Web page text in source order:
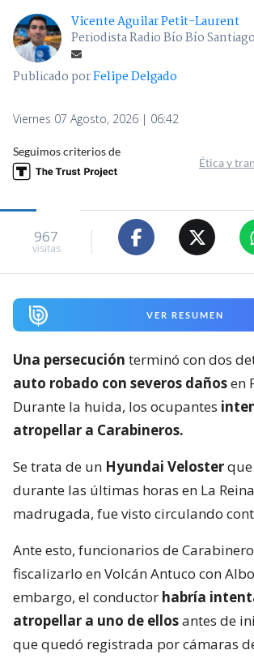
Vicente Aguilar Petit-Laurent
Periodista Radio Bío Bío Santiago
Publicado porFelipe Delgado
Viernes 07 Agosto, 2026 | 06:42
Seguimos criterios de
Ética y
967
visitas
VER RESUMEN
Una persecución terminó con dos
auto robado con severos dañosen
Durante la huida, los ocupantes
atropellar a Carabineros.
Se trata de un Hyundai Veloster
durante las últimas horas en La
madrugada, fue visto circulando
Ante esto, funcionarios de
fiscalizarlo en Volcán Antuco con
embargo, el conductor habría
atropellar a uno de ellosantes de
que quedó registrada por cámaras